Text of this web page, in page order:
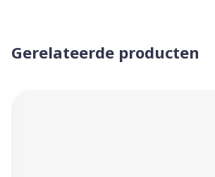
Gerelateerde producten